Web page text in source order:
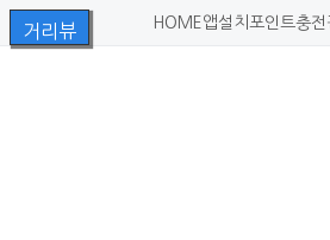
HOME 앱설치 포인트충전